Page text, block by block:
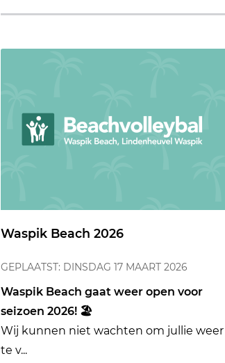
Waspik Beach 2026
GEPLAATST: DINSDAG 17 MAART 2026
Waspik Beach gaat weer open voor
seizoen 2026! 🏖️
Wij kunnen niet wachten om jullie weer
te v...